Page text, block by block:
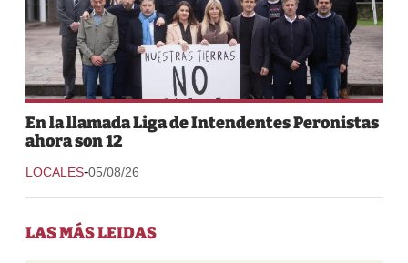
En la llamada Liga de Intendentes Peronistas
ahora son 12
LOCALES-05/08/26
LAS MÁS LEIDAS